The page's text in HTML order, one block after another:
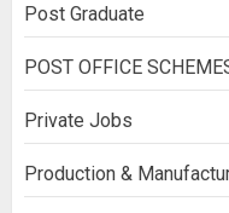
Post Graduate
POST OFFICE
Private Jobs
Production &